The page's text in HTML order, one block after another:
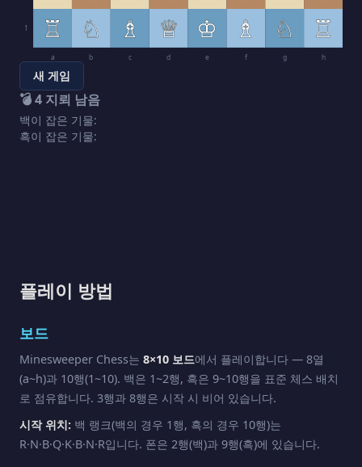
♖ ♘ ♗ ♕ ♔ ♗ ♘ ♖
a b c d e f g h
1
새 게임
💣4 지뢰 남음
백이 잡은 기물:
흑이 잡은 기물:
플레이 방법
보드
Minesweeper Chess는 8×10 보드에서 플레이합니다 — 8열
(a~h)과 10행(1~10). 백은 1~2행, 흑은 9~10행을 표준 체스 배치
로 점유합니다. 3행과 8행은 시작 시 비어 있습니다.
시작 위치: 백 랭크(백의 경우 1행, 흑의 경우 10행)는
R·N·B·Q·K·B·N·R입니다. 폰은 2행(백)과 9행(흑)에 있습니다.